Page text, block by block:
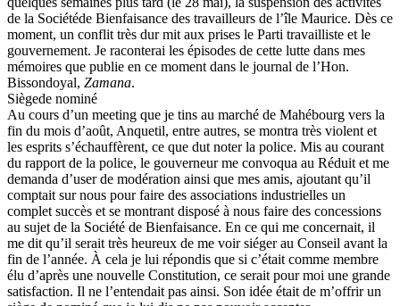
de la Sociétéde Bienfaisance des travailleurs de l’île Maurice. Dès ce
moment, un conflit très dur mit aux prises le Parti travailliste et le
gouvernement. Je raconterai les épisodes de cette lutte dans mes
mémoires que publie en ce moment dans le journal de l’Hon.
Bissondoyal, Zamana.
Siègede nominé
Au cours d’un meeting que je tins au marché de Mahébourg vers la
fin du mois d’août, Anquetil, entre autres, se montra très violent et
les esprits s’échauffèrent, ce que dut noter la police. Mis au courant
du rapport de la police, le gouverneur me convoqua au Réduit et me
demanda d’user de modération ainsi que mes amis, ajoutant qu’il
comptait sur nous pour faire des associations industrielles un
complet succès et se montrant disposé à nous faire des concessions
au sujet de la Société de Bienfaisance. En ce qui me concernait, il
me dit qu’il serait très heureux de me voir siéger au Conseil avant la
fin de l’année. À cela je lui répondis que si c’était comme membre
élu d’après une nouvelle Constitution, ce serait pour moi une grande
satisfaction. Il ne l’entendait pas ainsi. Son idée était de m’offrir un